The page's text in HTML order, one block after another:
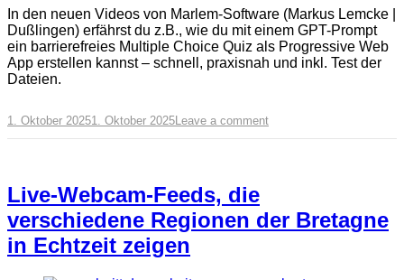
In den neuen Videos von Marlem-Software (Markus Lemcke |
Dußlingen) erfährst du z.B., wie du mit einem GPT-Prompt
ein barrierefreies Multiple Choice Quiz als Progressive Web
App erstellen kannst – schnell, praxisnah und inkl. Test der
Dateien.
1. Oktober 20251. Oktober 2025Leave a comment
Live-Webcam-Feeds, die
verschiedene Regionen der Bretagne
in Echtzeit zeigen